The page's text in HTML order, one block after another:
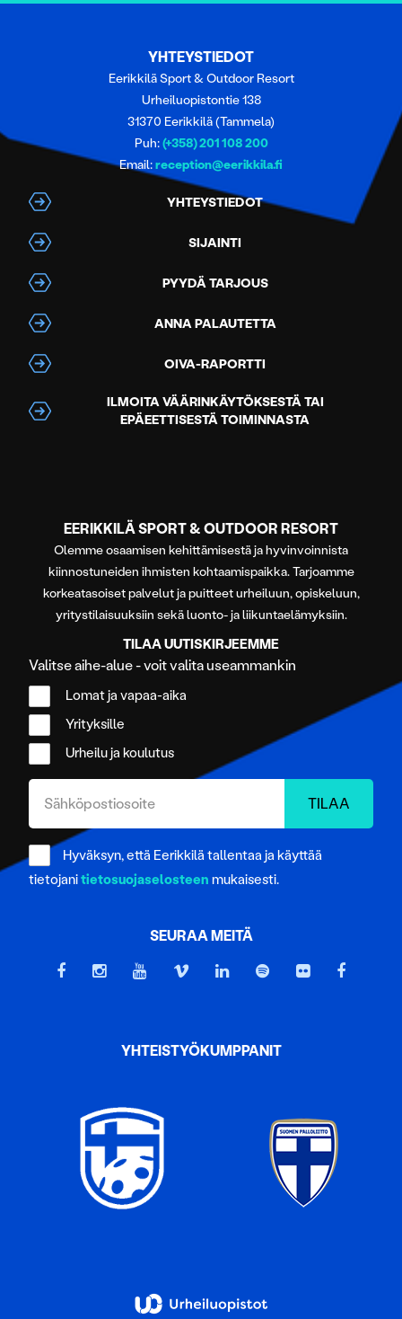
YHTEYSTIEDOT
Eerikkilä Sport & Outdoor Resort
Urheiluopistontie 138
31370 Eerikkilä (Tammela)
Puh:(+358) 201 108 200
Email:reception@eerikkila.fi
YHTEYSTIEDOT
SIJAINTI
PYYDÄ TARJOUS
ANNA PALAUTETTA
OIVA-RAPORTTI
ILMOITA VÄÄRINKÄYTÖKSESTÄ TAI
EPÄEETTISESTÄ TOIMINNASTA
EERIKKILÄ SPORT & OUTDOOR RESORT
Olemme osaamisen kehittämisestä ja hyvinvoinnista
kiinnostuneiden ihmisten kohtaamispaikka. Tarjoamme
korkeatasoiset palvelut ja puitteet urheiluun, opiskeluun,
yritystilaisuuksiin sekä luonto- ja liikuntaelämyksiin.
TILAA UUTISKIRJEEMME
Valitse aihe-alue - voit valita useammankin
Lomat ja vapaa-aika
Yrityksille
Urheilu ja koulutus
Hyväksyn, että Eerikkilä tallentaa ja käyttää
tietojanitietosuojaselosteen mukaisesti.
SEURAA MEITÄ
YHTEISTYÖKUMPPANIT